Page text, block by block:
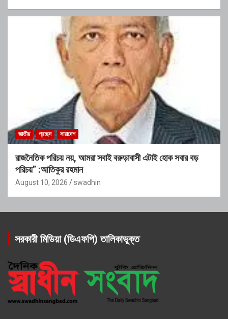
জাতীয় প্রচ্ছদ সারাদেশ
রাজনৈতিক পরিচয় নয়, আমরা সবাই বরুড়াবাসী এটাই হোক সবার বড়
পরিচয়” :আতিকুর রহমান
August 10, 2026 swadhin
সরকারী মিডিয়া (ডিএফপি) তালিকাভুক্ত